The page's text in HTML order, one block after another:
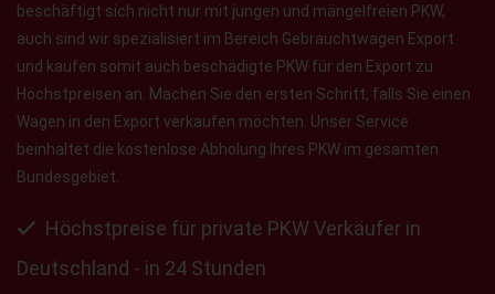
beschäftigt sich nicht nur mit jungen und mängelfreien PKW,
auch sind wir spezialisiert im Bereich Gebrauchtwagen Export
und kaufen somit auch beschädigte PKW für den Export zu
Höchstpreisen an. Machen Sie den ersten Schritt, falls Sie einen
Wagen in den Export verkaufen möchten. Unser Service
beinhaltet die kostenlose Abholung Ihres PKW im gesamten
Bundesgebiet.
Höchstpreise für private PKW Verkäufer in
Deutschland - in 24 Stunden